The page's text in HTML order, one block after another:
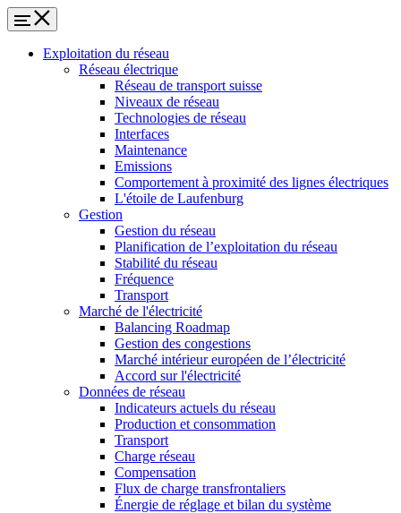
Exploitation du réseau
Réseau électrique
Réseau de transport suisse
Niveaux de réseau
Technologies de réseau
Interfaces
Maintenance
Emissions
Comportement à proximité des lignes électriques
L'étoile de Laufenburg
Gestion
Gestion du réseau
Planification de l’exploitation du réseau
Stabilité du réseau
Fréquence
Transport
Marché de l'électricité
Balancing Roadmap
Gestion des congestions
Marché intérieur européen de l’électricité
Accord sur l'électricité
Données de réseau
Indicateurs actuels du réseau
Production et consommation
Transport
Charge réseau
Compensation
Flux de charge transfrontaliers
Énergie de réglage et bilan du système